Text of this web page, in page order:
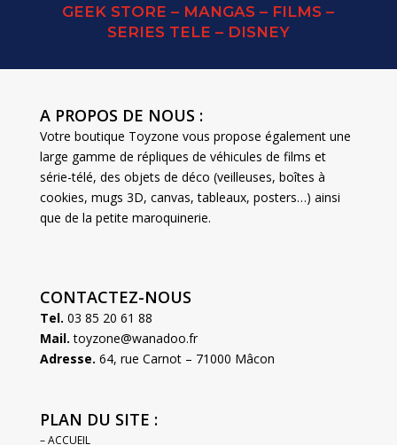
GEEK STORE – MANGAS – FILMS –
SERIES TELE – DISNEY
A PROPOS DE NOUS :
Votre boutique Toyzone vous propose également une
large gamme de répliques de véhicules de films et
série-télé, des objets de déco (veilleuses, boîtes à
cookies, mugs 3D, canvas, tableaux, posters…) ainsi
que de la petite maroquinerie.
CONTACTEZ-NOUS
Tel. 03 85 20 61 88
Mail. toyzone@wanadoo.fr
Adresse. 64, rue Carnot – 71000 Mâcon
PLAN DU SITE :
– ACCUEIL